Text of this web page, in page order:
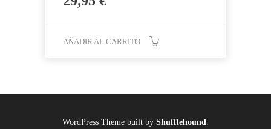
AÑADIR AL CARRITO
WordPress Theme built by Shufflehound